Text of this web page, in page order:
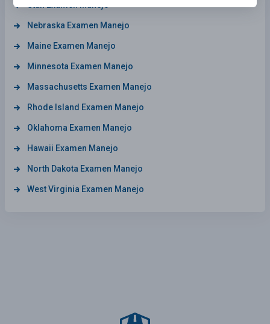
Nebraska Examen Manejo
Maine Examen Manejo
Minnesota Examen Manejo
Massachusetts Examen Manejo
Rhode Island Examen Manejo
Oklahoma Examen Manejo
Hawaii Examen Manejo
North Dakota Examen Manejo
West Virginia Examen Manejo